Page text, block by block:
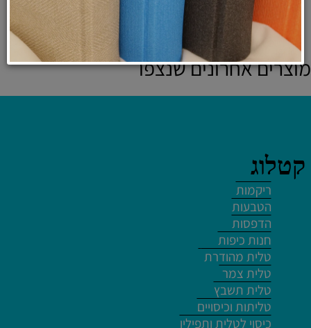
לרכישה ולפרטים נוספים
מוצרים אחרונים שנצפו
קטלוג
ריקמות
הטבעות
הדפסות
חנות כיפות
טלית מהודרת
טלית צמר
טלית תשבץ
טליתות וכיסויים
כיסוי לטלית ותפילין
לחץ פעמיים לעריכת הטקסט
לחץ פעמיים לעריכת הטקסט